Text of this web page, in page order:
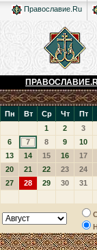
Православие.Ru
Пн Вт Ср Чт Пт
1
2 3
6
7 8 9 10
13
14 15 16 17
20
21 22 23 24
27
28 29 30 31